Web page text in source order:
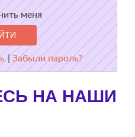
меня
|Забыли пароль?
НА НАШИ